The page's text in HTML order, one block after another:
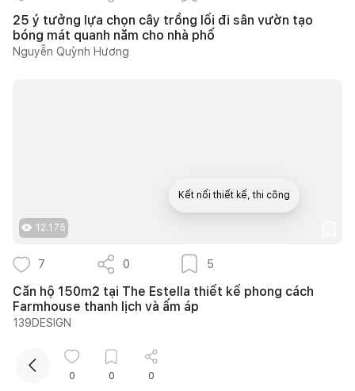
25 ý tưởng lựa chọn cây trồng lối đi sân vườn tạo
bóng mát quanh năm cho nhà phố
Nguyễn Quỳnh Hương
12.175
7 0 5
Căn hộ 150m2 tại The Estella thiết kế phong cách
Farmhouse thanh lịch và ấm áp
139DESIGN
0 0 0
Kết nối thiết kế, thi công